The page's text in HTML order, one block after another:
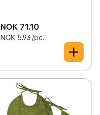
NOK 71.10
NOK 5.93 /pc.